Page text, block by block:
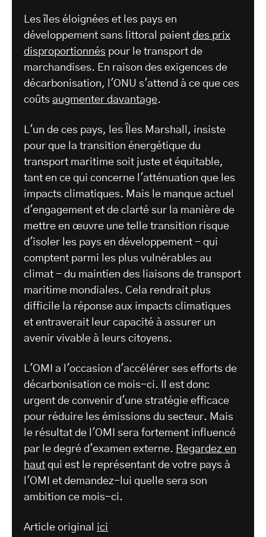
Les îles éloignées et les pays en
développement sans littoral paient des prix
disproportionnés pour le transport de
marchandises. En raison des exigences de
décarbonisation, l'ONU s'attend à ce que ces
coûts augmenter davantage.
L'un de ces pays, les Îles Marshall, insiste
pour que la transition énergétique du
transport maritime soit juste et équitable,
tant en ce qui concerne l'atténuation que les
impacts climatiques. Mais le manque actuel
d'engagement et de clarté sur la manière de
mettre en œuvre une telle transition risque
d'isoler les pays en développement - qui
comptent parmi les plus vulnérables au
climat - du maintien des liaisons de transport
maritime mondiales. Cela rendrait plus
difficile la réponse aux impacts climatiques
et entraverait leur capacité à assurer un
avenir vivable à leurs citoyens.
L'OMI a l'occasion d'accélérer ses efforts de
décarbonisation ce mois-ci. Il est donc
urgent de convenir d'une stratégie efficace
pour réduire les émissions du secteur. Mais
le résultat de l'OMI sera fortement influencé
par le degré d'examen externe. Regardez en
haut qui est le représentant de votre pays à
l'OMI et demandez-lui quelle sera son
ambition ce mois-ci.
Article original ici